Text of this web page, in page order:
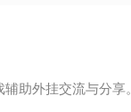
助外挂交流与分享。